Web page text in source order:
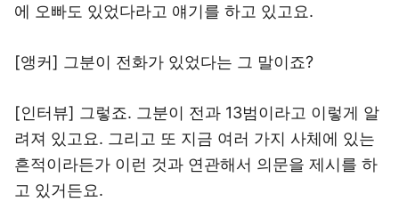
에 오빠도 있었다라고 얘기를 하고 있고요.
[앵커] 그분이 전화가 있었다는 그 말이죠?
[인터뷰] 그렇죠. 그분이 전과 13범이라고 이렇게 알
려져 있고요. 그리고 또 지금 여러 가지 사체에 있는
흔적이라든가 이런 것과 연관해서 의문을 제시를 하
고 있거든요.